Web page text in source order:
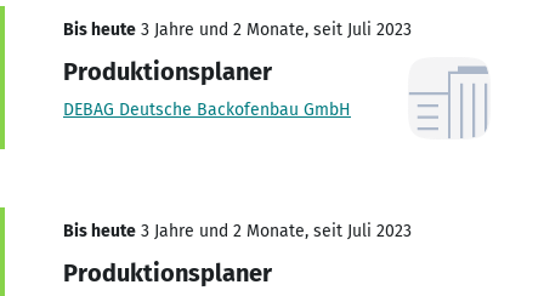
Bis heute 3 Jahre und 2 Monate, seit Juli 2023
Produktionsplaner
DEBAG Deutsche Backofenbau GmbH
Bis heute 3 Jahre und 2 Monate, seit Juli 2023
Produktionsplaner